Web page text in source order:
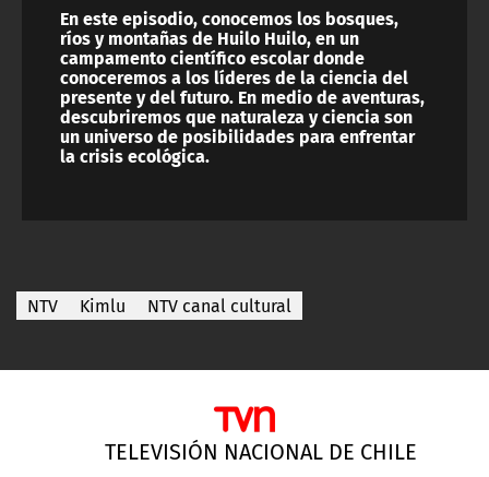
En este episodio, conocemos los bosques,
ríos y montañas de Huilo Huilo, en un
campamento científico escolar donde
conoceremos a los líderes de la ciencia del
presente y del futuro. En medio de aventuras,
descubriremos que naturaleza y ciencia son
un universo de posibilidades para enfrentar
la crisis ecológica.
NTV Kimlu NTV canal cultural
TELEVISIÓN NACIONAL DE CHILE